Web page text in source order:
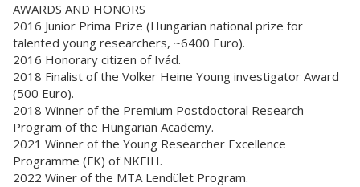
AWARDS AND HONORS
2016 Junior Prima Prize (Hungarian national prize for
talented young researchers, ~6400 Euro).
2016 Honorary citizen of Ivád.
2018 Finalist of the Volker Heine Young investigator Award
(500 Euro).
2018 Winner of the Premium Postdoctoral Research
Program of the Hungarian Academy.
2021 Winner of the Young Researcher Excellence
Programme (FK) of NKFIH.
2022 Winer of the MTA Lendület Program.